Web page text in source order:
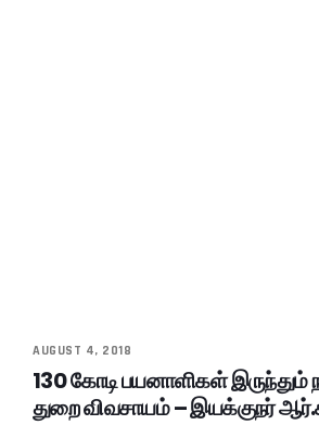
AUGUST 4, 2018
130 கோடி பயனாளிகள்
துறை விவசாயம் – இயக்குநர்